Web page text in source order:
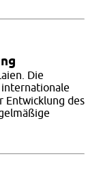
Die
Entwicklung des